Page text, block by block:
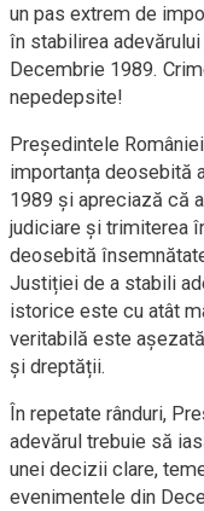
un pas extrem de
în stabilirea
Decembrie 1989.
nepedepsite!
Președintele
importanța deosebită
1989 și apreciază că
judiciare și trimiterea
deosebită
Justiției de a stabili
istorice este cu atât
veritabilă este
și dreptății.
În repetate rânduri,
adevărul trebuie să
unei decizii clare,
evenimentele din